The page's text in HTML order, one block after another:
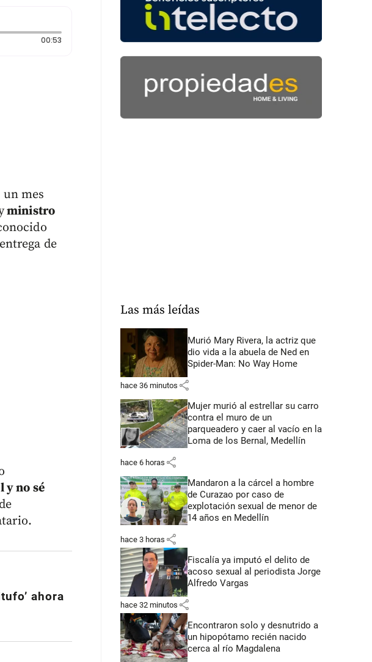
00:53Duración: 53 segundos
mes
ministro
de
y no sé
ahora
Las más leídas
Murió Mary Rivera, la actriz que
dio vida a la abuela de Ned en
Spider-Man: No Way Home
hace 36 minutos share
Mujer murió al estrellar su carro
contra el muro de un
parqueadero y caer al vacío en la
Loma de los Bernal, Medellín
hace 6 horas share
Mandaron a la cárcel a hombre
de Curazao por caso de
explotación sexual de menor de
14 años en Medellín
hace 3 horas share
Fiscalía ya imputó el delito de
acoso sexual al periodista Jorge
Alfredo Vargas
hace 32 minutos share
Encontraron solo y desnutrido a
un hipopótamo recién nacido
cerca al río Magdalena